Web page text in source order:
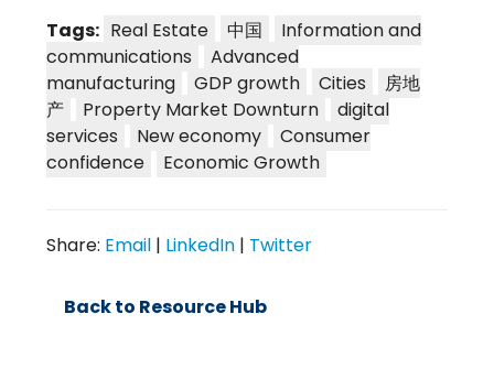
Tags: Real Estate 中国
Information and
communications
Advanced
manufacturing
GDP growth Cities
房地
产
Property Market Downturn
digital
services
New economy
Consumer
confidence
Economic Growth
Share: Email | LinkedIn | Twitter
Back to Resource Hub